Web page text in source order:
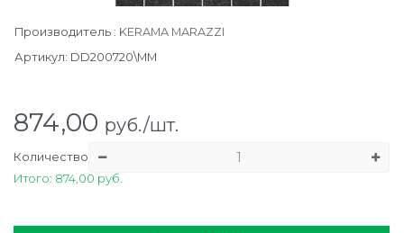
Производитель : KERAMA MARAZZI
Артикул: DD200720\MM
874,00 руб./шт.
Количество
Итого: 874,00 руб.